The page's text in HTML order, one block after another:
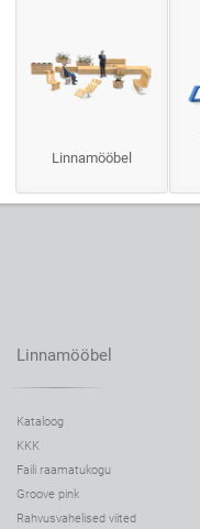
Linnamööbel
Linnamööbel
Kataloog
KKK
Faili raamatukogu
Groove pink
Rahvusvahelised viited